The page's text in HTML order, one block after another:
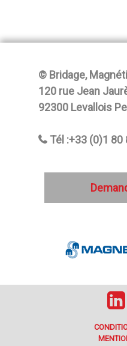
© Bridage,
120 rue Jean
92300 Levallois
Tél :+33 (0)1 80